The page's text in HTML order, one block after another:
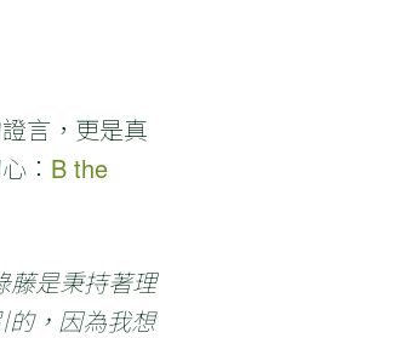
言，更是真
： B the
藤是秉持著理
的，因為我想